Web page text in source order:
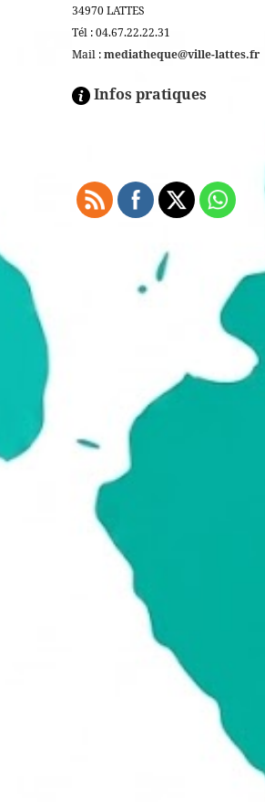
34970 LATTES
Tél : 04.67.22.22.31
Mail :mediatheque@ville-lattes.fr
Infos pratiques